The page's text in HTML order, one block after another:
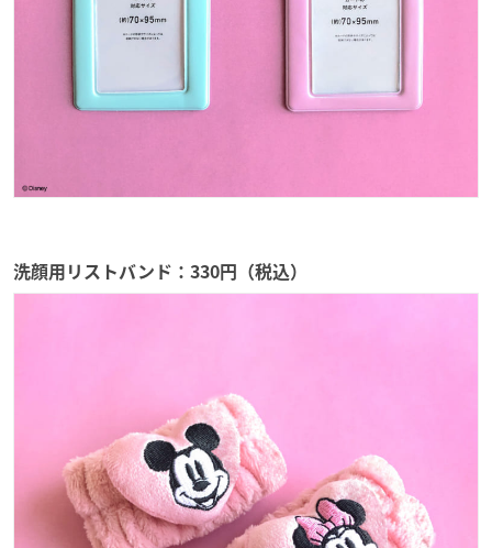
洗顔用リストバンド：330円（税込）